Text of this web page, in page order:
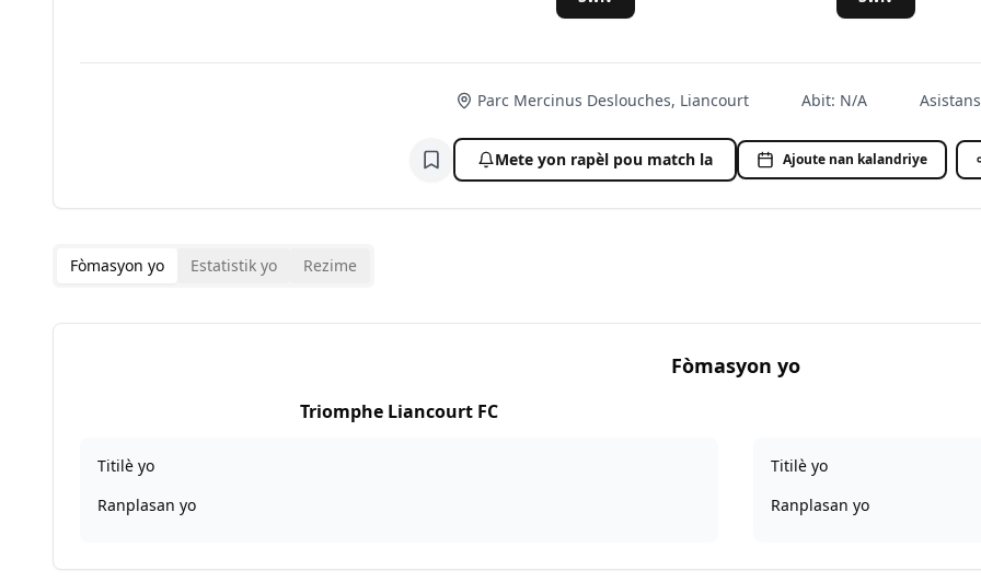
Parc Mercinus Deslouches, Liancourt Abit: N/A Asistans
Ajoute nan lis siveyans
Mete yon rapèl pou match la Ajoute nan kalandriye
Fòmasyon yo Estatistik yo Rezime
Fòmasyon yo
Triomphe Liancourt FC
Titilè yo
Ranplasan yo
Titilè yo
Ranplasan yo